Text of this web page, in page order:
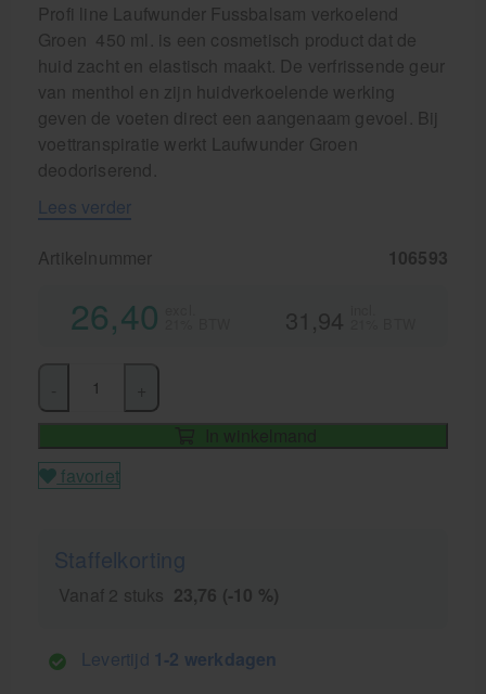
Profi line Laufwunder Fussbalsam verkoelend
Groen 450 ml. is een cosmetisch product dat de
huid zacht en elastisch maakt. De verfrissende geur
van menthol en zijn huidverkoelende werking
geven de voeten direct een aangenaam gevoel. Bij
voettranspiratie werkt Laufwunder Groen
deodoriserend.
Lees verder
Artikelnummer 106593
26,40 31,94
In winkelmand
favoriet
Staffelkorting
Vanaf 2 stuks 23,76 (-10 %)
Levertijd 1-2 werkdagen